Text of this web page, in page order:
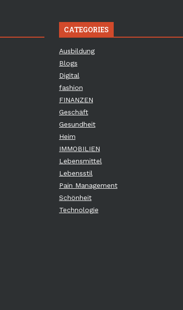
CATEGORIES
Ausbildung
Blogs
Digital
fashion
FINANZEN
Geschäft
Gesundheit
Heim
IMMOBILIEN
Lebensmittel
Lebensstil
Pain Management
Schönheit
Technologie